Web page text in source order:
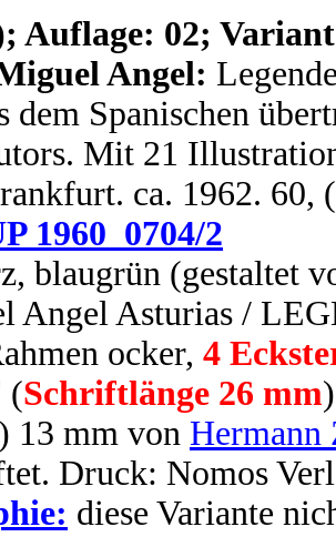
Auflage: 02;
Angel:
dem Spanischen
Mit 21
ca. 1962. 60,
1960_0704/2
blaugrün (gestaltet
Angel Asturias /
ocker, 4
(Schriftlänge 26 mm
) 13 mm von Hermann
Druck: Nomos
diese Variante